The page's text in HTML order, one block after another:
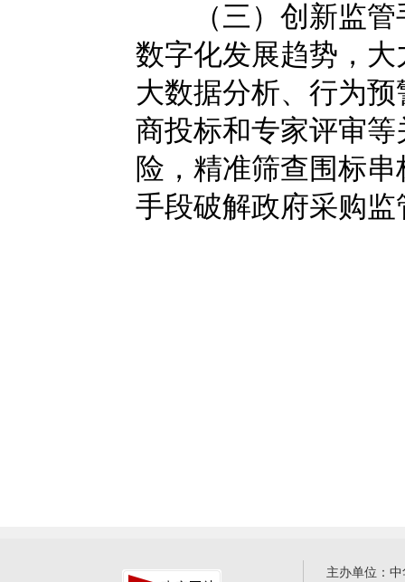
（三）创新监管
数字化发展趋势，
大数据分析、行为
商投标和专家评审
险，精准筛查围标
手段破解政府采购监
主办单位：